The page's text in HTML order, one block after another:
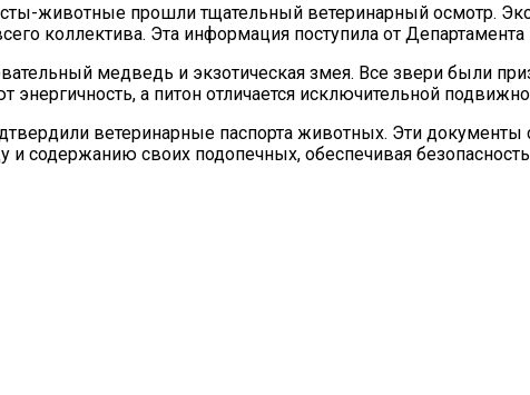
животные прошли тщательный ветеринарный осмотр.
коллектива. Эта информация поступила от Департамента
медведь и экзотическая змея. Все звери были
а питон отличается исключительной
ветеринарные паспорта животных. Эти
содержанию своих подопечных, обеспечивая